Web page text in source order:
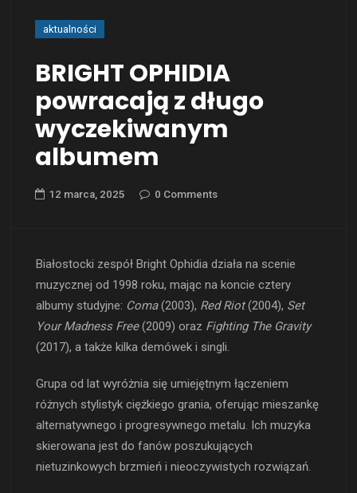
aktualności
BRIGHT OPHIDIA
powracają z długo
wyczekiwanym
albumem
12 marca, 2025 0 Comments
Białostocki zespół Bright Ophidia działa na scenie
muzycznej od 1998 roku, mając na koncie cztery
albumy studyjne: Coma(2003), Red Riot(2004), Set
Your Madness Free(2009) oraz Fighting The Gravity
(2017), a także kilka demówek i singli.
Grupa od lat wyróżnia się umiejętnym łączeniem
różnych stylistyk ciężkiego grania, oferując mieszankę
alternatywnego i progresywnego metalu. Ich muzyka
skierowana jest do fanów poszukujących
nietuzinkowych brzmień i nieoczywistych rozwiązań.